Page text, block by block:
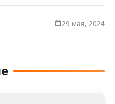
29 мая, 2024